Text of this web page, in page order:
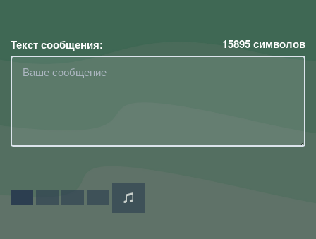
Текст сообщения: 15895символов